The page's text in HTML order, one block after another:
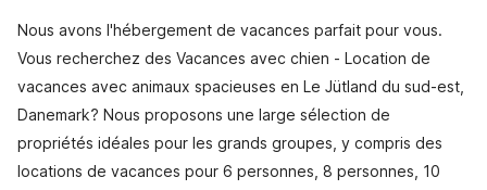
Nous avons l'hébergement de vacances parfait pour vous.
Vous recherchez des Vacances avec chien - Location de
vacances avec animaux spacieuses en Le Jütland du sud-est,
Danemark? Nous proposons une large sélection de
propriétés idéales pour les grands groupes, y compris des
locations de vacances pour 6 personnes, 8 personnes, 10